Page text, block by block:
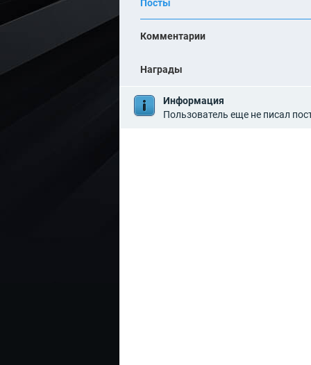
е
н
к
а
.
0
Посты
Комментарии
Награды
Информация
Пользователь еще не писал